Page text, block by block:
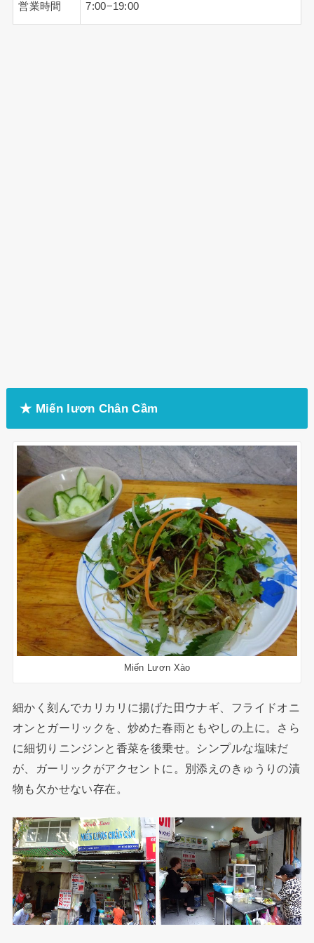
営業時間 7:00−19:00
★ Miến lươn Chân Cầm
Miến Lươn Xào
細かく刻んでカリカリに揚げた田ウナギ、フライドオニ
オンとガーリックを、炒めた春雨ともやしの上に。さら
に細切りニンジンと香菜を後乗せ。シンプルな塩味だ
が、ガーリックがアクセントに。別添えのきゅうりの漬
物も欠かせない存在。